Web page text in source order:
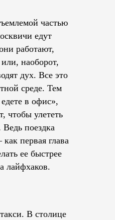
частью
едут
работают,
наоборот,
дух. Все это
среде. Тем
в офис»,
чтобы улететь
поездка
первая глава
ее быстрее
лайфхаков.
В столице